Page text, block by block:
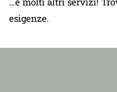
esigenze.